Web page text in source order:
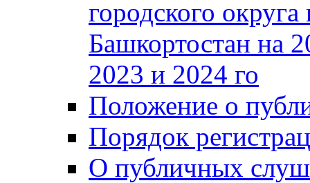
городского
Башкортостан на
2023 и 2024 го
Положение о
Порядок
О публичных